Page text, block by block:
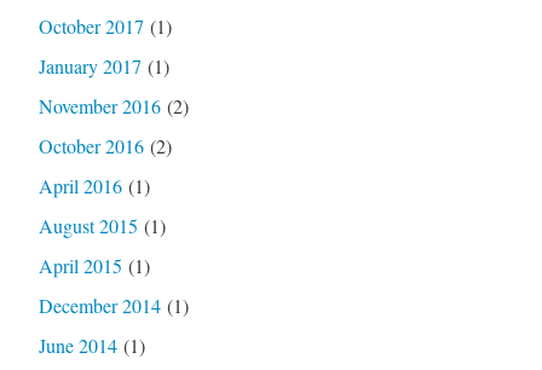
October 2017 (1)
January 2017 (1)
November 2016(2)
October 2016(2)
April 2016(1)
August 2015 (1)
April 2015 (1)
December 2014(1)
June 2014(1)